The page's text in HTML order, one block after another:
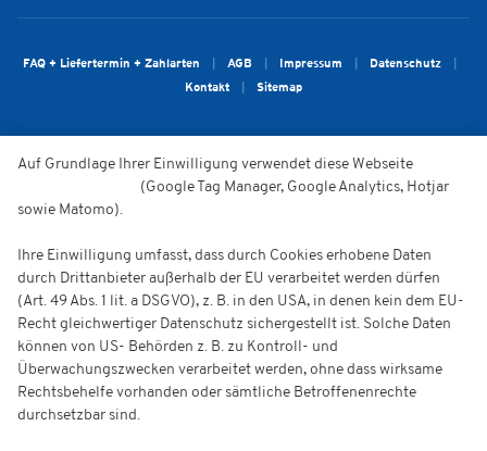
FAQ + Liefertermin + Zahlarten AGB Impressum
Datenschutz
Kontakt
Sitemap
Auf Grundlage Ihrer Einwilligung verwendet diese Webseite
(Google Tag Manager, Google Analytics, Hotjar
sowie Matomo).
Ihre Einwilligung umfasst, dass durch Cookies erhobene Daten
durch Drittanbieter außerhalb der EU verarbeitet werden dürfen
(Art. 49 Abs. 1 lit. a DSGVO), z. B. in den USA, in denen kein dem EU-
Recht gleichwertiger Datenschutz sichergestellt ist. Solche Daten
können von US- Behörden z. B. zu Kontroll- und
Überwachungszwecken verarbeitet werden, ohne dass wirksame
Rechtsbehelfe vorhanden oder sämtliche Betroffenenrechte
durchsetzbar sind.